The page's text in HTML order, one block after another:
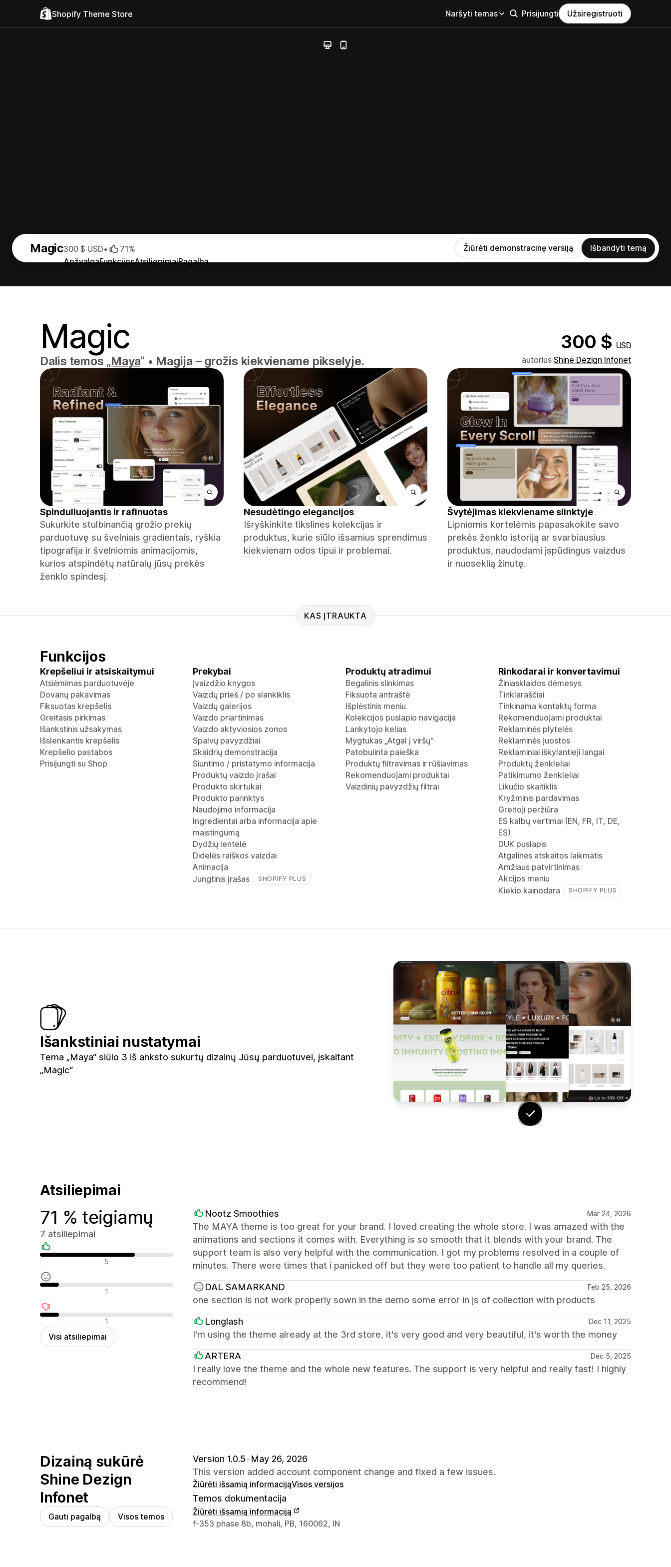
Shopify Theme Store Naršyti temas Prisijungti Užsiregistruoti
Magic
ApžvalgaFunkcijosAtsiliepimaiPagalba
300 $ USD• 71% Žiūrėti demonstracinę versiją Išbandyti temą
Magic 300 $ USD
Dalis temos „Maya“ • Magija – grožis kiekviename pikselyje. autorius Shine Dezign Infonet
Spinduliuojantis ir rafinuotas
Sukurkite stulbinančią grožio prekių
parduotuvę su švelniais gradientais, ryškia
tipografija ir švelniomis animacijomis,
kurios atspindėtų natūralų jūsų prekės
ženklo spindesį.
Nesudėtingo elegancijos
Išryškinkite tikslines kolekcijas ir
produktus, kurie siūlo išsamius sprendimus
kiekvienam odos tipui ir problemai.
Švytėjimas kiekviename slinktyje
Lipniomis kortelėmis papasakokite savo
prekės ženklo istoriją ar svarbiausius
produktus, naudodami įspūdingus vaizdus
ir nuoseklią žinutę.
KAS ĮTRAUKTA
Funkcijos
Krepšeliui ir atsiskaitymui
Atsiėmimas parduotuvėje
Dovanų pakavimas
Fiksuotas krepšelis
Greitasis pirkimas
Išankstinis užsakymas
Išslenkantis krepšelis
Krepšelio pastabos
Prisijungti su Shop
Prekybai
Įvaizdžio knygos
Vaizdų prieš / po slankiklis
Vaizdų galerijos
Vaizdo priartinimas
Vaizdo aktyviosios zonos
Spalvų pavyzdžiai
Skaidrių demonstracija
Siuntimo / pristatymo informacija
Produktų vaizdo įrašai
Produkto skirtukai
Produkto parinktys
Naudojimo informacija
Ingredientai arba informacija apie
maistingumą
Dydžių lentelė
Didelės raiškos vaizdai
Animacija
Jungtinis įrašas
SHOPIFY PLUS
Produktų atradimui
Begalinis slinkimas
Fiksuota antraštė
Išplėstinis meniu
Kolekcijos puslapio navigacija
Lankytojo kelias
Mygtukas „Atgal į viršų“
Patobulinta paieška
Produktų filtravimas ir rūšiavimas
Rekomenduojami produktai
Vaizdinių pavyzdžių filtrai
Rinkodarai ir konvertavimui
Žiniasklaidos dėmesys
Tinklaraščiai
Tinkinama kontaktų forma
Rekomenduojami produktai
Reklaminės plytelės
Reklaminės juostos
Reklaminiai iškylantieji langai
Produktų ženkleliai
Patikimumo ženkleliai
Likučio skaitiklis
Kryžminis pardavimas
Greitoji peržiūra
ES kalbų vertimai (EN, FR, IT, DE,
ES)
DUK puslapis
Atgalinės atskaitos laikmatis
Amžiaus patvirtinimas
Akcijos meniu
Kiekio kainodara
SHOPIFY PLUS
Išankstiniai nustatymai
Tema „Maya“ siūlo 3 iš anksto sukurtų dizainų Jūsų parduotuvei, įskaitant
„Magic“
Atsiliepimai
71 % teigiamų
7 atsiliepimai
Teigiami atsiliepimai
5
Neutralūs atsiliepimai
1
Neigiami atsiliepimai
1
Visi atsiliepimai
Nootz Smoothies Mar 24, 2026
The MAYA theme is too great for your brand. I loved creating the whole store. I was amazed with the
animations and sections it comes with. Everything is so smooth that it blends with your brand. The
support team is also very helpful with the communication. I got my problems resolved in a couple of
minutes. There were times that i panicked off but they were too patient to handle all my queries.
DAL SAMARKAND Feb 25, 2026
one section is not work properly sown in the demo some error in js of collection with products
Longlash Dec 11, 2025
I'm using the theme already at the 3rd store, it's very good and very beautiful, it's worth the money
ARTERA Dec 5, 2025
I really love the theme and the whole new features. The support is very helpful and really fast! I highly
recommend!
Dizainą sukūrė
Shine Dezign
Infonet
Gauti pagalbą Visos temos
Version 1.0.5•May 26, 2026
This version added account component change and fixed a few issues.
Žiūrėti išsamią informacijąVisos versijos
Temos dokumentacija
Žiūrėti išsamią informaciją
Kūrėjo kontaktiniai duomenys
f-353 phase 8b, mohali, PB, 160062, IN